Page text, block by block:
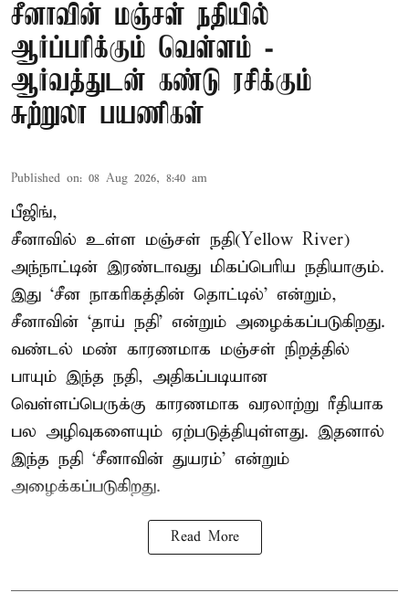
சீனாவின் மஞ்சள் நதியில்
ஆர்ப்பரிக்கும் வெள்ளம் -
ஆர்வத்துடன் கண்டு ரசிக்கும்
சுற்றுலா பயணிகள்
Published on: 08 Aug 2026, 8:40 am
பீஜிங்,
சீனாவில் உள்ள மஞ்சள் நதி(Yellow River)
அந்நாட்டின் இரண்டாவது மிகப்பெரிய நதியாகும்.
இது ‘சீன நாகரிகத்தின் தொட்டில்’ என்றும்,
சீனாவின் ‘தாய் நதி’ என்றும் அழைக்கப்படுகிறது.
வண்டல் மண் காரணமாக மஞ்சள் நிறத்தில்
பாயும் இந்த நதி, அதிகப்படியான
வெள்ளப்பெருக்கு காரணமாக வரலாற்று ரீதியாக
பல அழிவுகளையும் ஏற்படுத்தியுள்ளது. இதனால்
இந்த நதி ‘சீனாவின் துயரம்’ என்றும்
அழைக்கப்படுகிறது.
Read More